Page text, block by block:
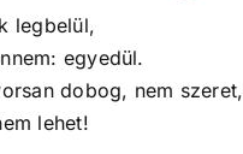
legbelül,
egyedül.
dobog, nem szeret,
lehet!